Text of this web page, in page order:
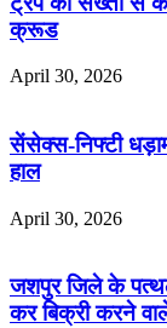
क्रूड
April 30, 2026
सेंसेक्स-निफ्टी
हाल
April 30, 2026
जशपुर जिले के
कर बिक्री करने